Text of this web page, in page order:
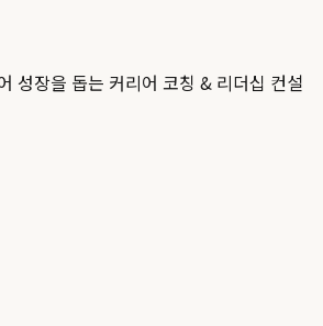
성장을 돕는 커리어 코칭 & 리더십 컨설